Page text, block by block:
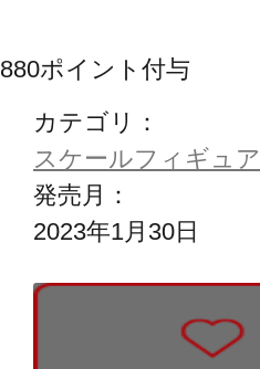
880ポイント付与
カテゴリ：
スケールフィギュア
発売月：
2023年1月30日